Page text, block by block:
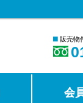
■ 販売物
会